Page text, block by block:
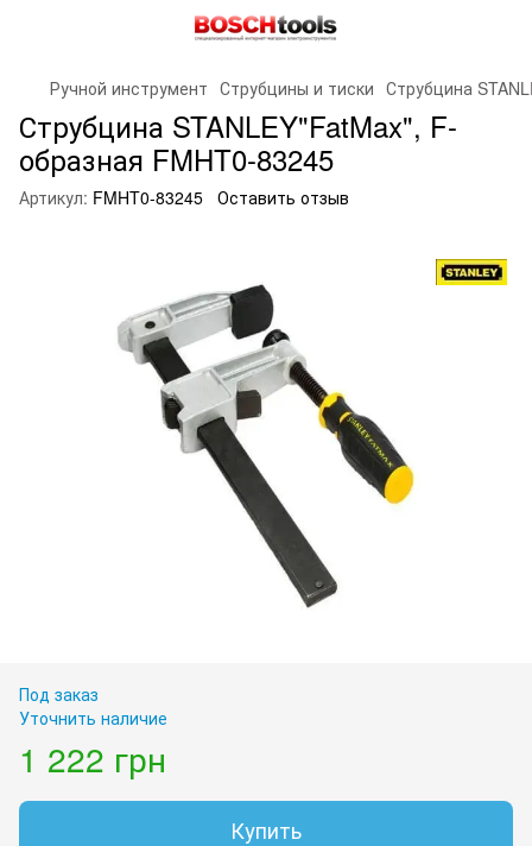
Ручной инструмент Струбцины и тиски Струбцина
Струбцина STANLEY"FatMax", F-
образная FMHT0-83245
Артикул: FMHT0-83245 Оставить отзыв
Под заказ
Уточнить наличие
1 222 грн
Купить